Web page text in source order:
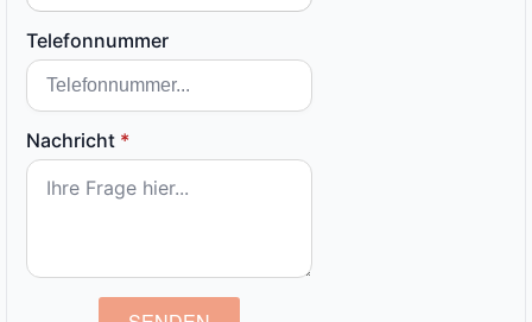
Telefonnummer
Nachricht *